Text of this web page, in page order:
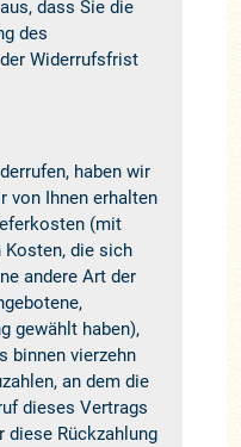
dass Sie die
des
Widerrufsfrist
haben wir
von Ihnen erhalten
(mit
Kosten, die sich
andere Art der
gewählt haben),
binnen vierzehn
an dem die
dieses Vertrags
diese Rückzahlung